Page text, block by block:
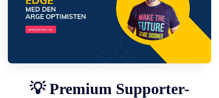
💡 Premium Supporter-